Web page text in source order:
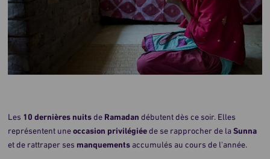
Les 10 dernières nuitsde Ramadan débutent dès ce soir. Elles
représentent uneoccasion privilégiéede se rapprocher de laSunna
et de rattraper ses manquements accumulés au cours de l'année.